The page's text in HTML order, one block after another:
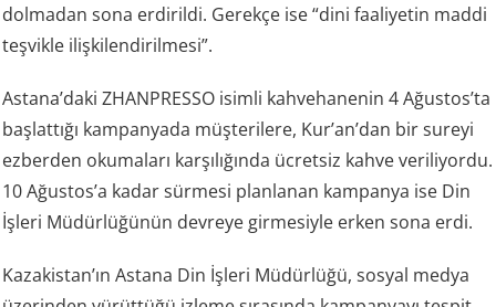
dolmadan sona erdirildi. Gerekçe ise “dini faaliyetin maddi
teşvikle ilişkilendirilmesi”.
Astana’daki ZHANPRESSO isimli kahvehanenin 4 Ağustos’ta
başlattığı kampanyada müşterilere, Kur’an’dan bir sureyi
ezberden okumaları karşılığında ücretsiz kahve veriliyordu.
10 Ağustos’a kadar sürmesi planlanan kampanya ise Din
İşleri Müdürlüğünün devreye girmesiyle erken sona erdi.
Kazakistan’ın Astana Din İşleri Müdürlüğü, sosyal medya